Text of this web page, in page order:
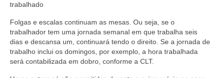
trabalhado
Folgas e escalas continuam as mesas. Ou seja, se o
trabalhador tem uma jornada semanal em que trabalha seis
dias e descansa um, continuará tendo o direito. Se a jornada de
trabalho inclui os domingos, por exemplo, a hora trabalhada
será contabilizada em dobro, conforme a CLT.